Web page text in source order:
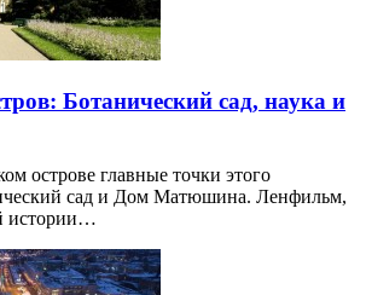
Ботанический сад, наука и
острове главные точки этого
сад и Дом Матюшина. Ленфильм,
истории…